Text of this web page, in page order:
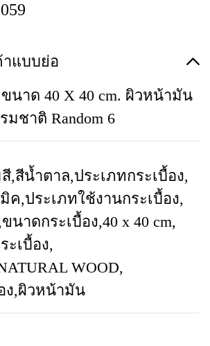
แบบย่อ
ขนาด 40 X 40 cm. ผิวหน้ามัน
ชาติ Random 6
,สีน้ำตาล,ประเภทกระเบื้อง,
ค,ประเภทใช้งานกระเบื้อง,
ขนาดกระเบื้อง,40 x 40 cm,
ะเบื้อง,
WOOD,
ง,ผิวหน้ามัน